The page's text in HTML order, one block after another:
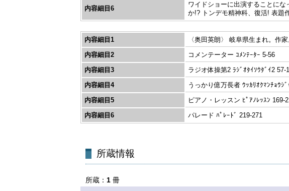
内容細目6
ワイドショーに出演することに
か!? トンデモ精神科、復活! 表題
内容細目1
〈奥田英朗〉 岐阜県生まれ。作
内容細目2
コメンテーター ｺﾒﾝﾃｰﾀｰ 5-56
内容細目3
ラジオ体操第2 ﾗｼﾞｵﾀｲｿｳﾀﾞｲ2 57-
内容細目4
うっかり億万長者 ｳｯｶﾘｵｸﾏﾝﾁｮｳｼ
内容細目5
ピアノ・レッスン ﾋﾟｱﾉﾚｯｽﾝ 169-
内容細目6
パレード ﾊﾟﾚｰﾄﾞ 219-271
所蔵 1 冊